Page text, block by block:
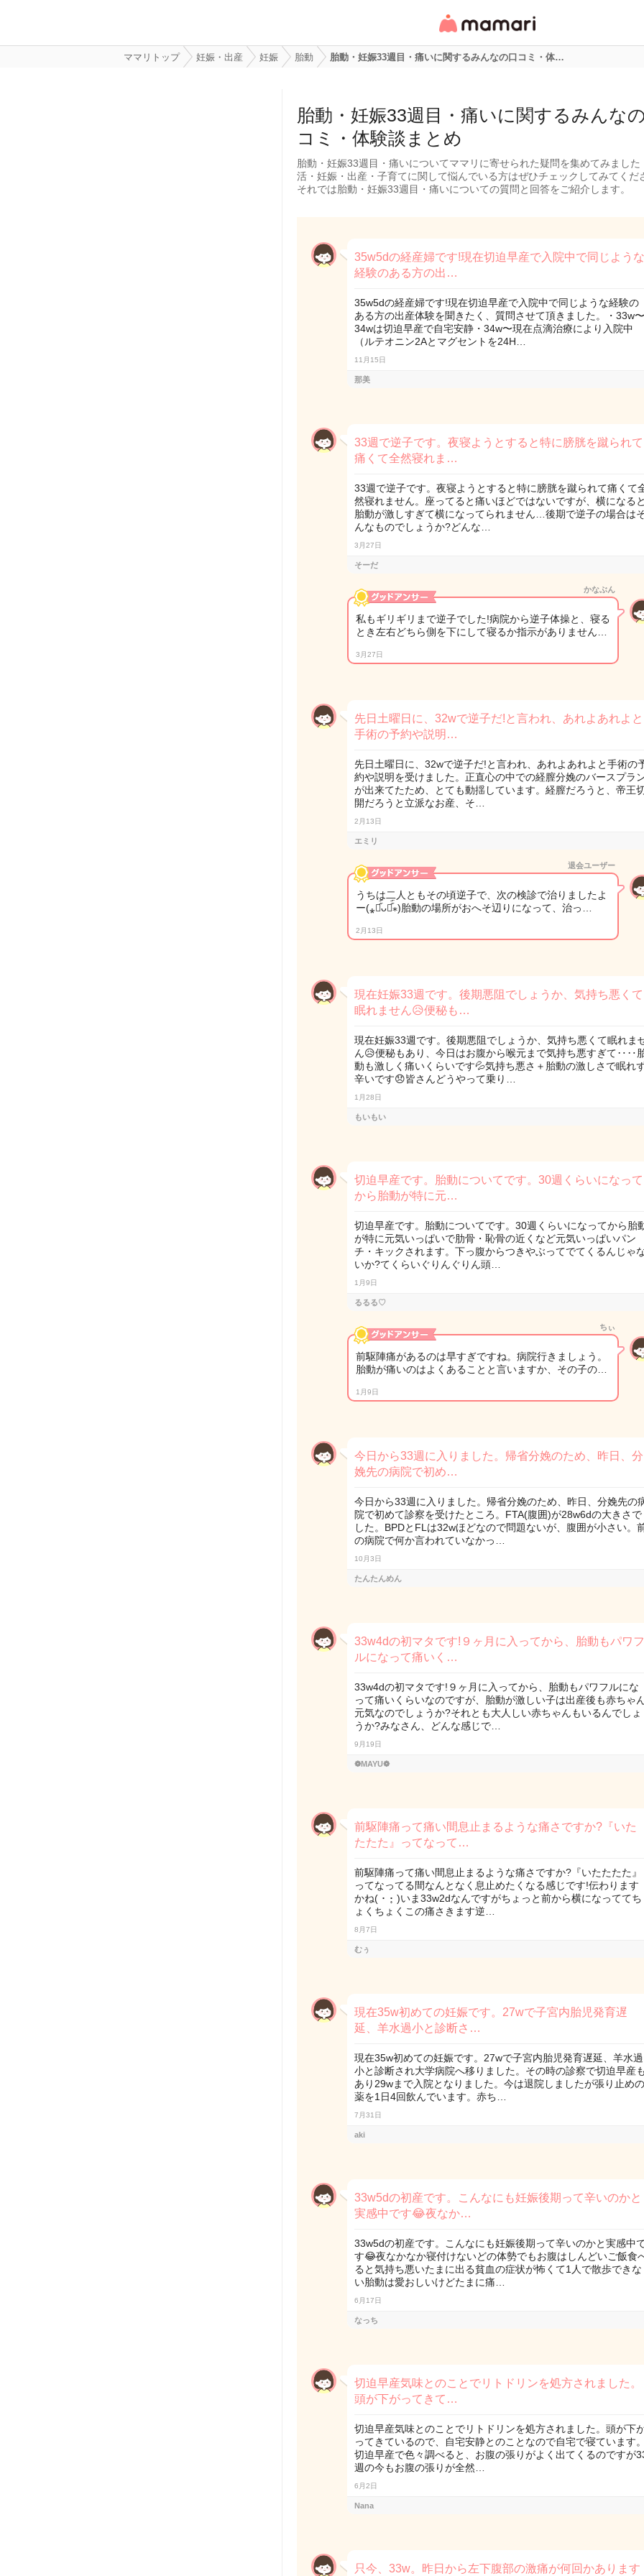
リ・情報サイト
ママリトップ 妊娠・出産 妊娠 胎動 胎動・妊娠33週目・痛いに関するみんなの口コミ・体…
胎動・妊娠33週目・痛いに関するみんな
コミ・体験談まとめ
胎動・妊娠33週目・痛いについてママリに寄せられた疑問を集めてみました
活・妊娠・出産・子育てに関して悩んでいる方はぜひチェックしてみてくだ
それでは胎動・妊娠33週目・痛いについての質問と回答をご紹介します。
35w5dの経産婦です!現在切迫早産で入院中で同じような
経験のある方の出…
35w5dの経産婦です!現在切迫早産で入院中で同じような経験の
ある方の出産体験を聞きたく、質問させて頂きました。・33w〜
34wは切迫早産で自宅安静・34w〜現在点滴治療により入院中
（ルテオニン2Aとマグセントを24H…
11月15日
那美
33週で逆子です。夜寝ようとすると特に膀胱を蹴られて
痛くて全然寝れま…
33週で逆子です。夜寝ようとすると特に膀胱を蹴られて痛くて
然寝れません。座ってると痛いほどではないですが、横になる
胎動が激しすぎて横になってられません…後期で逆子の場合は
んなものでしょうか?どんな…
3月27日
そーだ
かなぶん
私もギリギリまで逆子でした!病院から逆子体操と、寝る
とき左右どちら側を下にして寝るか指示がありません…
3月27日
先日土曜日に、32wで逆子だ!と言われ、あれよあれよと
手術の予約や説明…
先日土曜日に、32wで逆子だ!と言われ、あれよあれよと手術の
約や説明を受けました。正直心の中での経膣分娩のバースプラ
が出来てたため、とても動揺しています。経膣だろうと、帝王
開だろうと立派なお産、そ…
2月13日
エミリ
退会ユーザー
うちは二人ともその頃逆子で、次の検診で治りましたよ
ー(⁎⚈᷀᷁ᴗ⚈᷀᷁⁎)胎動の場所がおへそ辺りになって、治っ…
2月13日
現在妊娠33週です。後期悪阻でしょうか、気持ち悪くて
眠れません😥便秘も…
現在妊娠33週です。後期悪阻でしょうか、気持ち悪くて眠れま
ん😥便秘もあり、今日はお腹から喉元まで気持ち悪すぎて‥‥
動も激しく痛いくらいです💦気持ち悪さ＋胎動の激しさで眠れ
辛いです😞皆さんどうやって乗り…
1月28日
もいもい
切迫早産です。胎動についてです。30週くらいになって
から胎動が特に元…
切迫早産です。胎動についてです。30週くらいになってから胎
が特に元気いっぱいで肋骨・恥骨の近くなど元気いっぱいパン
チ・キックされます。下っ腹からつきやぶってでてくるんじゃ
いか?てくらいぐりんぐりん頭…
1月9日
るるる♡
ちぃ
前駆陣痛があるのは早すぎですね。病院行きましょう。
胎動が痛いのはよくあることと言いますか、その子の…
1月9日
今日から33週に入りました。帰省分娩のため、昨日、分
娩先の病院で初め…
今日から33週に入りました。帰省分娩のため、昨日、分娩先の
院で初めて診察を受けたところ。FTA(腹囲)が28w6dの大きさで
した。BPDとFLは32wほどなので問題ないが、腹囲が小さい。
の病院で何か言われていなかっ…
10月3日
たんたんめん
33w4dの初マタです!９ヶ月に入ってから、胎動もパワフ
ルになって痛いく…
33w4dの初マタです!９ヶ月に入ってから、胎動もパワフルにな
って痛いくらいなのですが、胎動が激しい子は出産後も赤ちゃ
元気なのでしょうか?それとも大人しい赤ちゃんもいるんでしょ
うか?みなさん、どんな感じで…
9月19日
❁MAYU❁
前駆陣痛って痛い間息止まるような痛さですか?『いた
たたた』ってなって…
前駆陣痛って痛い間息止まるような痛さですか?『いたたたた』
ってなってる間なんとなく息止めたくなる感じです!伝わります
かね( ･ ･̥ )いま33w2dなんですがちょっと前から横になっててち
ょくちょくこの痛さきます逆…
8月7日
むぅ
現在35w初めての妊娠です。27wで子宮内胎児発育遅
延、羊水過小と診断さ…
現在35w初めての妊娠です。27wで子宮内胎児発育遅延、羊水過
小と診断され大学病院へ移りました。その時の診察で切迫早産
あり29wまで入院となりました。今は退院しましたが張り止めの
薬を1日4回飲んでいます。赤ち…
7月31日
aki
33w5dの初産です。こんなにも妊娠後期って辛いのかと
実感中です😂夜なか…
33w5dの初産です。こんなにも妊娠後期って辛いのかと実感中
す😂夜なかなか寝付けないどの体勢でもお腹はしんどいご飯食
ると気持ち悪いたまに出る貧血の症状が怖くて1人で散歩できな
い胎動は愛おしいけどたまに痛…
6月17日
なっち
切迫早産気味とのことでリトドリンを処方されました。
頭が下がってきて…
切迫早産気味とのことでリトドリンを処方されました。頭が下
ってきているので、自宅安静とのことなので自宅で寝ています
切迫早産で色々調べると、お腹の張りがよく出てくるのですが
週の今もお腹の張りが全然…
6月2日
Nana
只今、33w。昨日から左下腹部の激痛が何回かあります